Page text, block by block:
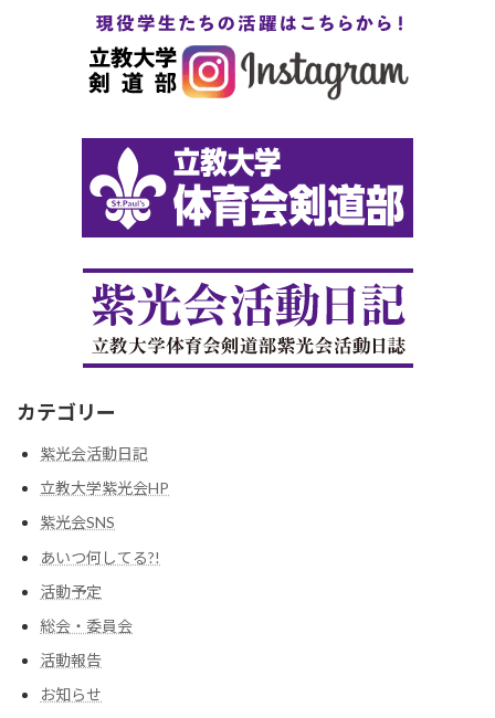
カテゴリー
紫光会活動日記
立教大学紫光会HP
紫光会SNS
あいつ何してる?!
活動予定
総会・委員会
活動報告
お知らせ